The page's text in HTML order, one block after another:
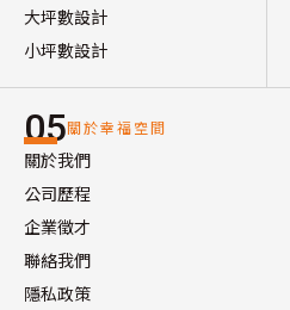
大坪數設計
小坪數設計
05關於幸福空間
關於我們
公司歷程
企業徵才
聯絡我們
隱私政策